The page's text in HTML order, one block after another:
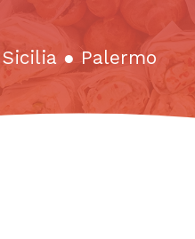
Sicilia ● Palermo